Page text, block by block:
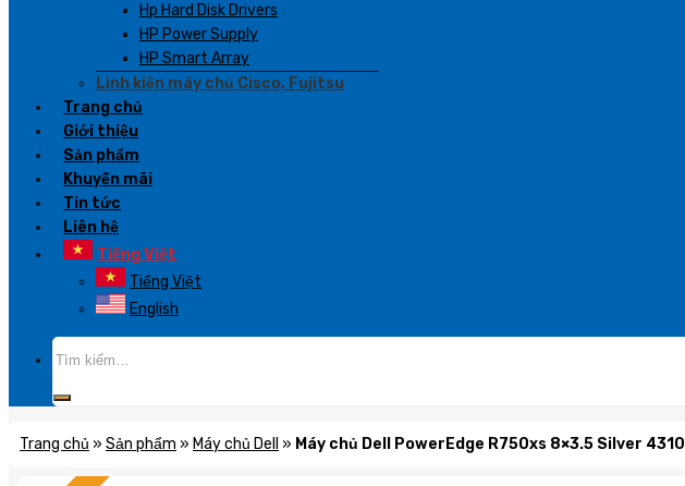
Hp Hard Disk Drivers
HP Power Supply
HP Smart Array
Linh kiện máy chủ Cisco, Fujitsu
Trang chủ
Giới thiệu
Sản phẩm
Khuyến mãi
Tin tức
Liên hệ
Tiếng Việt
Tiếng Việt
English
Trang chủ » Sản phẩm » Máy chủ Dell » Máy chủ Dell PowerEdge R750xs 8×3.5 Silver 4310